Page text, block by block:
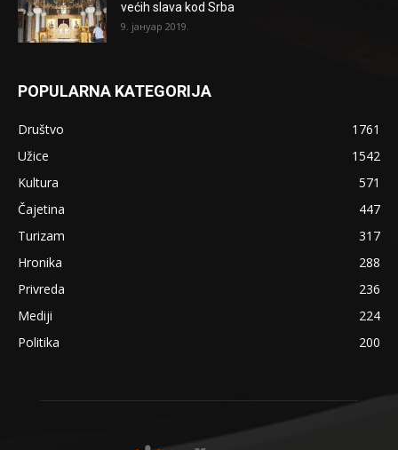
većih slava kod Srba
9. јануар 2019.
POPULARNA KATEGORIJA
Društvo
1761
Užice
1542
Kultura
571
Čajetina
447
Turizam
317
Hronika
288
Privreda
236
Mediji
224
Politika
200